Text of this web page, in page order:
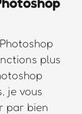
plus
je vous
par bien